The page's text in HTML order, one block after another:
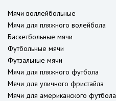
Мячи воллейбольные
Мячи для пляжного волейбола
Баскетбольные мячи
Футбольные мячи
Футзальные мячи
Мячи для пляжного футбола
Мячи для уличного фристайла
Мячи для американского футбола